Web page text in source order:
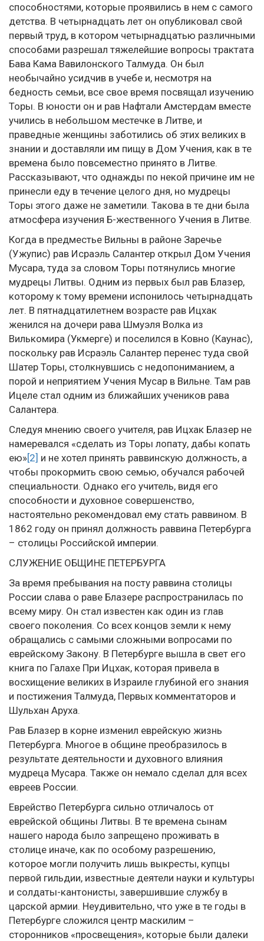
способностями, которые проявились в нем с самого
детства. В четырнадцать лет он опубликовал свой
первый труд, в котором четырнадцатью различными
способами разрешал тяжелейшие вопросы трактата
Бава Кама Вавилонского Талмуда. Он был
необычайно усидчив в учебе и, несмотря на
бедность семьи, все свое время посвящал изучению
Торы. В юности он и рав Нафтали Амстердам вместе
учились в небольшом местечке в Литве, и
праведные женщины заботились об этих великих в
знании и доставляли им пищу в Дом Учения, как в те
времена было повсеместно принято в Литве.
Рассказывают, что однажды по некой причине им не
принесли еду в течение целого дня, но мудрецы
Торы этого даже не заметили. Такова в те дни была
атмосфера изучения Б-жественного Учения в Литве.
Когда в предместье Вильны в районе Заречье
(Ужупис) рав Исраэль Салантер открыл Дом Учения
Мусара, туда за словом Торы потянулись многие
мудрецы Литвы. Одним из первых был рав Блазер,
которому к тому времени испонилось четырнадцать
лет. В пятнадцатилетнем возрасте рав Ицхак
женился на дочери рава Шмуэля Волка из
Вилькомира (Укмерге) и поселился в Ковно (Каунас),
поскольку рав Исраэль Салантер перенес туда свой
Шатер Торы, столкнувшись с недопониманием, а
порой и неприятием Учения Мусар в Вильне. Там рав
Ицеле стал одним из ближайших учеников рава
Салантера.
Следуя мнению своего учителя, рав Ицхак Блазер не
намеревался «сделать из Торы лопату, дабы копать
ею»[2] и не хотел принять раввинскую должность, а
чтобы прокормить свою семью, обучался рабочей
специальности. Однако его учитель, видя его
способности и духовное совершенство,
настоятельно рекомендовал ему стать раввином. В
1862 году он принял должность раввина Петербурга
– столицы Российской империи.
СЛУЖЕНИЕ ОБЩИНЕ ПЕТЕРБУРГА
За время пребывания на посту раввина столицы
России слава о раве Блазере распространилась по
всему миру. Он стал известен как один из глав
своего поколения. Со всех концов земли к нему
обращались с самыми сложными вопросами по
еврейскому Закону. В Петербурге вышла в свет его
книга по Галахе При Ицхак, которая привела в
восхищение великих в Израиле глубиной его знания
и постижения Талмуда, Первых комментаторов и
Шульхан Аруха.
Рав Блазер в корне изменил еврейскую жизнь
Петербурга. Многое в общине преобразилось в
результате деятельности и духовного влияния
мудреца Мусара. Также он немало сделал для всех
евреев России.
Еврейство Петербурга сильно отличалось от
еврейской общины Литвы. В те времена сынам
нашего народа было запрещено проживать в
столице иначе, как по особому разрешению,
которое могли получить лишь выкресты, купцы
первой гильдии, известные деятели науки и культуры
и солдаты-кантонисты, завершившие службу в
царской армии. Неудивительно, что уже в те годы в
Петербурге сложился центр маскилим –
сторонников «просвещения», которые были далеки